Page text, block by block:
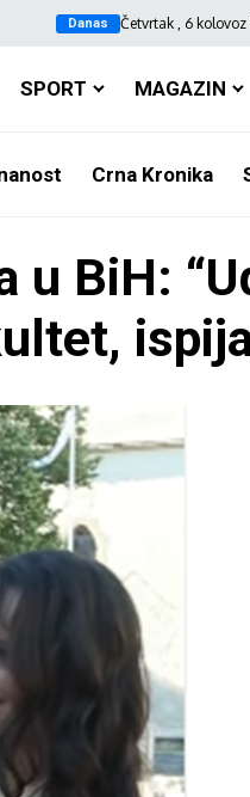
Danas Četvrtak , 6
SPORT MAGAZIN
Crna Kronika
BiH: